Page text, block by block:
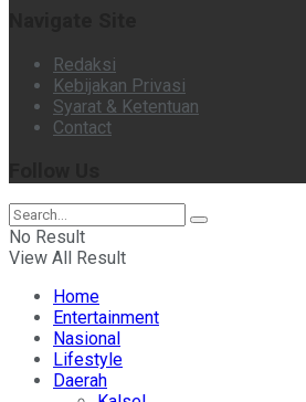
Redaksi
Kebijakan Privasi
Syarat & Ketentuan
Contact
No Result
View All Result
Home
Entertainment
Nasional
Lifestyle
Daerah